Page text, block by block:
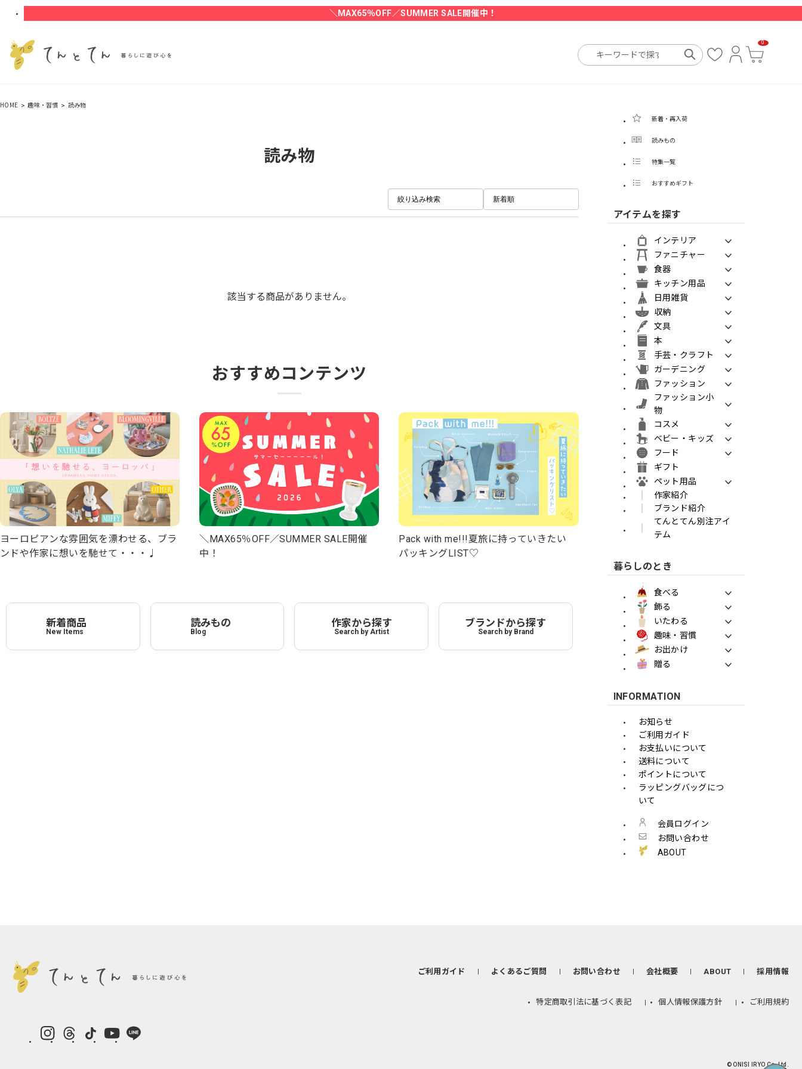
＼MAX65％OFF／SUMMER SALE開催中！
0
HOME 趣味・習慣 読み物
読み物
絞り込み検索 新着順
該当する商品がありません。
おすすめコンテンツ
ヨーロピアンな雰囲気を漂わせる、ブラ
ンドや作家に想いを馳せて・・・♩
＼MAX65％OFF／SUMMER SALE開催
中！
Pack with me!!!夏旅に持っていきたい
パッキングLIST♡
新着商品
New Items
読みもの
Blog
作家から探す
Search by Artist
ブランドから探す
Search by Brand
新着・再入荷
読みもの
特集一覧
おすすめギフト
アイテムを探す
インテリア
ファニチャー
食器
キッチン用品
日用雑貨
収納
文具
本
手芸・クラフト
ガーデニング
ファッション
ファッション小
物
コスメ
ベビー・キッズ
フード
ギフト
ペット用品
作家紹介
ブランド紹介
てんとてん別注アイ
テム
暮らしのとき
食べる
飾る
いたわる
趣味・習慣
お出かけ
贈る
INFORMATION
お知らせ
ご利用ガイド
お支払いについて
送料について
ポイントについて
ラッピングバッグにつ
いて
会員ログイン
お問い合わせ
ABOUT
instagramThreads TikTok LINE
ご利用ガイド よくあるご質問 お問い合わせ 会社概要 ABOUT 採用情報
特定商取引法に基づく表記 個人情報保護方針 ご利用規約
© ONISI IRYO Co, Ltd.